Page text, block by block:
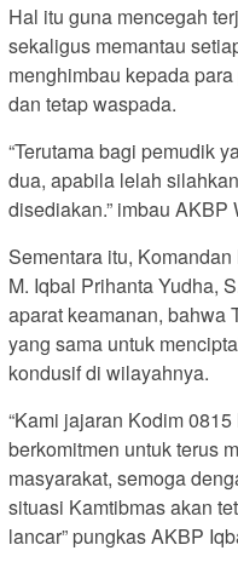
Hal itu guna mencegah
sekaligus memantau
menghimbau kepada
dan tetap waspada.
“Terutama bagi pemudik
dua, apabila lelah
disediakan.” imbau AKBP
Sementara itu,
M. Iqbal Prihanta Yudha,
aparat keamanan, bahwa
yang sama untuk
kondusif di wilayahnya.
“Kami jajaran Kodim
berkomitmen untuk terus
masyarakat, semoga
situasi Kamtibmas akan
lancar” pungkas AKBP